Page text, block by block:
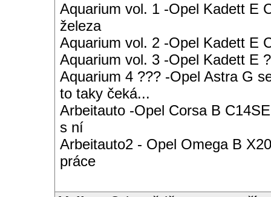
Aquarium vol. 1 -Opel Kadett E
železa
Aquarium vol. 2 -Opel Kadett E
Aquarium vol. 3 -Opel Kadett E
Aquarium 4 ??? -Opel Astra G
to taky čeká...
Arbeitauto -Opel Corsa B
s ní
Arbeitauto2 - Opel Omega B
práce